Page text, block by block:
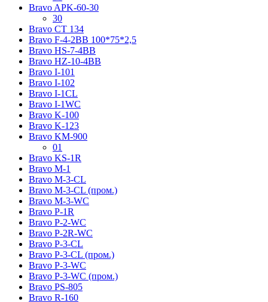
Bravo AРK-60-30
30
Bravo CT 134
Bravo F-4-2BB 100*75*2,5
Bravo HS-7-4BB
Bravo HZ-10-4BB
Bravo I-101
Bravo I-102
Bravo I-1CL
Bravo I-1WC
Bravo K-100
Bravo K-123
Bravo KM-900
01
Bravo KS-1R
Bravo M-1
Bravo M-3-CL
Bravo M-3-CL (пром.)
Bravo M-3-WC
Bravo P-1R
Bravo P-2-WC
Bravo P-2R-WC
Bravo P-3-CL
Bravo P-3-CL (пром.)
Bravo P-3-WC
Bravo P-3-WC (пром.)
Bravo PS-805
Bravo R-160